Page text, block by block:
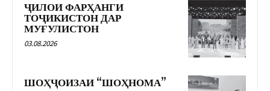
ҶИЛОИ ФАРҲАНГИ
ТОҶИКИСТОН ДАР
МУҒУЛИСТОН
03.08.2026
ШОҲҶОИЗАИ “ШОҲНОМА”